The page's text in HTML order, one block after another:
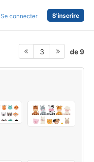
Se connecter S'inscrire
3 de 9